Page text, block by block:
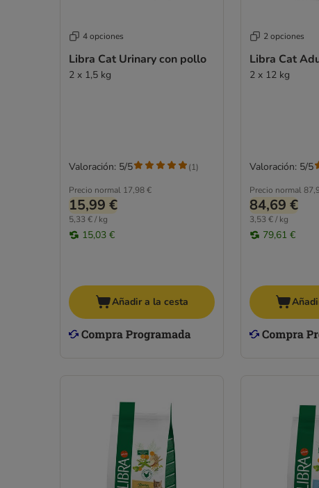
4 opciones
Libra Cat Urinary con pollo
2 x 1,5 kg
Precio normal 17,98 €
15,99 €
5,33 € / kg
15,03 €
Valoración: 5/5 (1)
Añadir a la cesta
2 opciones
Libra Cat
2 x 12 kg
Precio normal
84,69 €
3,53 € / kg
79,61 €
Valoración: 5/5